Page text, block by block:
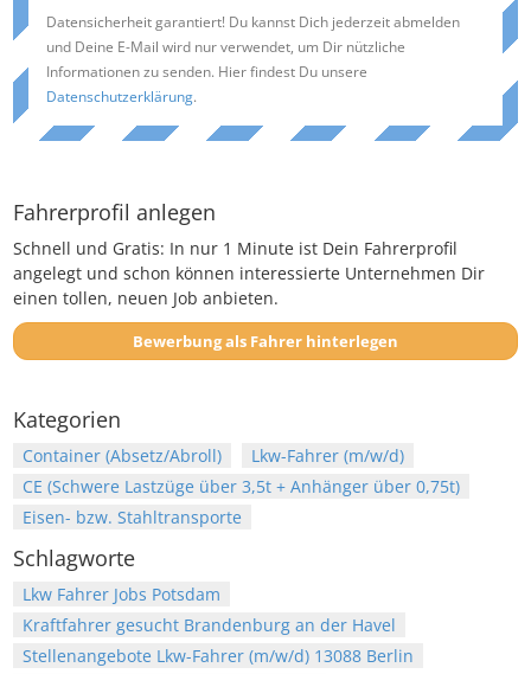
Datensicherheit garantiert! Du kannst Dich jederzeit abmelden
und Deine E-Mail wird nur verwendet, um Dir nützliche
Informationen zu senden. Hier findest Du unsere
Datenschutzerklärung.
Fahrerprofil anlegen
Schnell und Gratis: In nur 1 Minute ist Dein Fahrerprofil
angelegt und schon können interessierte Unternehmen Dir
einen tollen, neuen Job anbieten.
Bewerbung als Fahrer hinterlegen
Kategorien
Container (Absetz/Abroll)
Lkw-Fahrer (m/w/d)
CE (Schwere Lastzüge über 3,5t + Anhänger über 0,75t)
Eisen- bzw. Stahltransporte
Schlagworte
Lkw Fahrer Jobs Potsdam
Kraftfahrer gesucht Brandenburg an der Havel
Stellenangebote Lkw-Fahrer (m/w/d) 13088 Berlin